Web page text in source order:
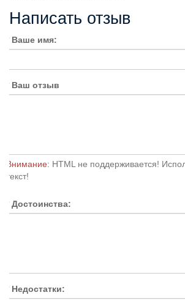
Написать отзыв
Ваше имя:
Ваш отзыв
Внимание: HTML не поддерживается!
текст!
Достоинства:
Недостатки: